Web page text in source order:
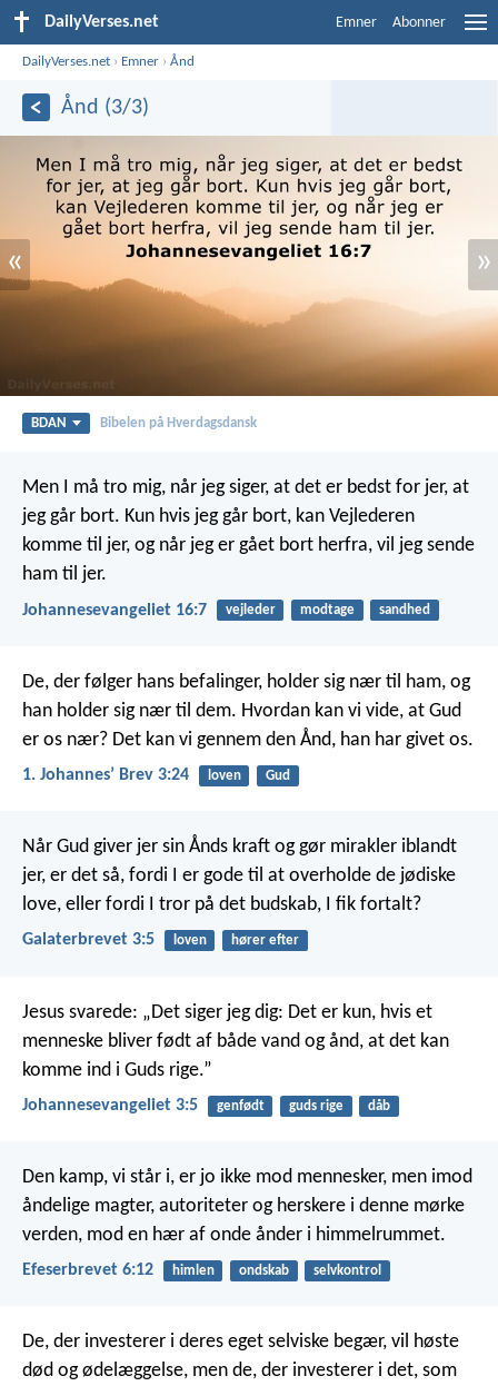
DailyVerses.net Emner Abonner
DailyVerses.net › Emner ›Ånd
Ånd (3/3)
« »
BDAN Bibelen på Hverdagsdansk
Men I må tro mig, når jeg siger, at det er bedst for jer, at
jeg går bort. Kun hvis jeg går bort, kan Vejlederen
komme til jer, og når jeg er gået bort herfra, vil jeg sende
ham til jer.
Johannesevangeliet 16:7 vejleder modtage sandhed
De, der følger hans befalinger, holder sig nær til ham, og
han holder sig nær til dem. Hvordan kan vi vide, at Gud
er os nær? Det kan vi gennem den Ånd, han har givet os.
1. Johannesʼ Brev 3:24 loven Gud
Når Gud giver jer sin Ånds kraft og gør mirakler iblandt
jer, er det så, fordi I er gode til at overholde de jødiske
love, eller fordi I tror på det budskab, I fik fortalt?
Galaterbrevet 3:5 loven hører efter
Jesus svarede: „Det siger jeg dig: Det er kun, hvis et
menneske bliver født af både vand og ånd, at det kan
komme ind i Guds rige.”
Johannesevangeliet 3:5 genfødt guds rige dåb
Den kamp, vi står i, er jo ikke mod mennesker, men imod
åndelige magter, autoriteter og herskere i denne mørke
verden, mod en hær af onde ånder i himmelrummet.
Efeserbrevet 6:12 himlen ondskab selvkontrol
De, der investerer i deres eget selviske begær, vil høste
død og ødelæggelse, men de, der investerer i det, som